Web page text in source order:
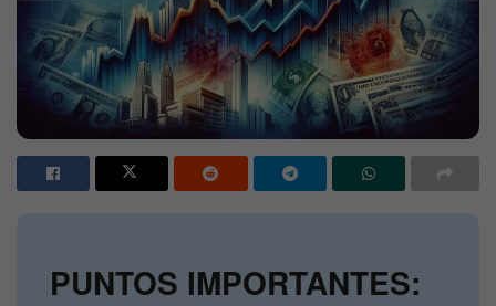
PUNTOS IMPORTANTES: